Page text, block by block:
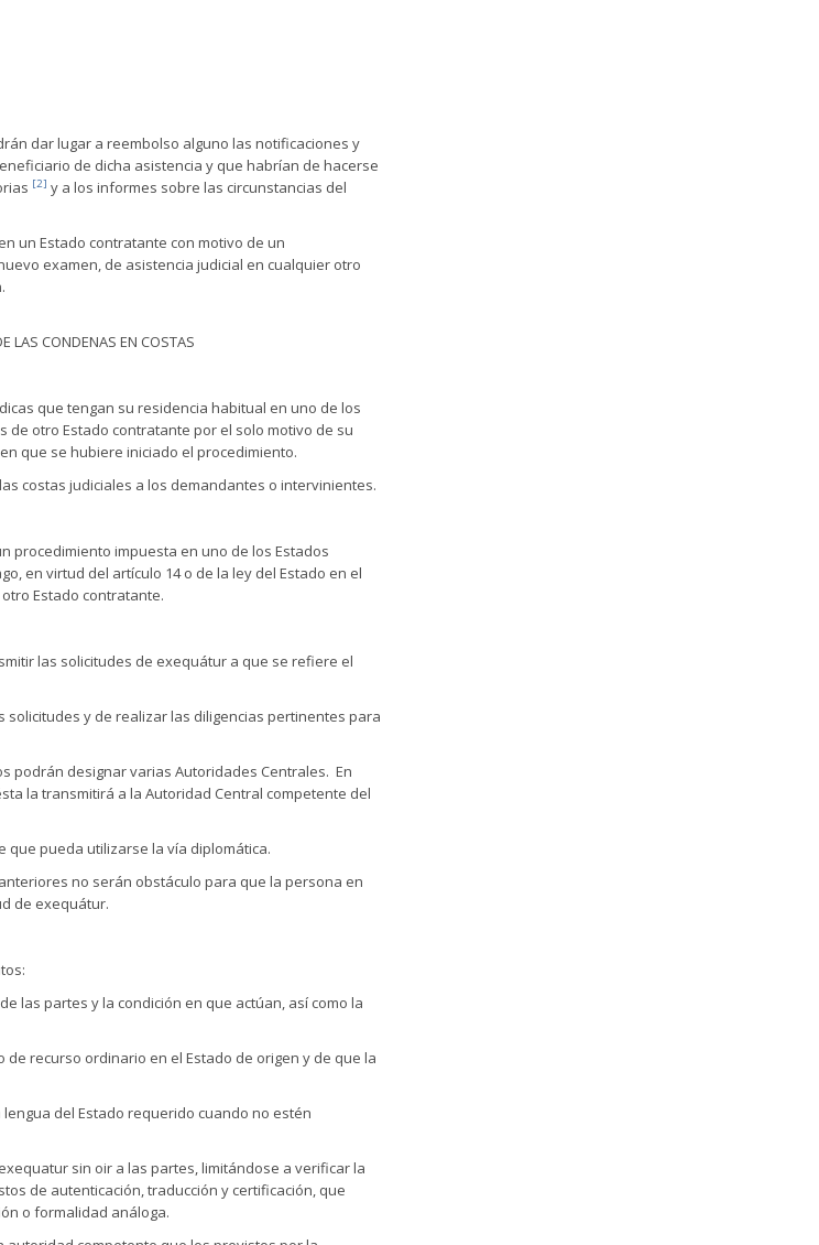
dar lugar a reembolso alguno las notificaciones y
de dicha asistencia y que habrían de hacerse
[2] y a los informes sobre las circunstancias del
un Estado contratante con motivo de un
examen, de asistencia judicial en cualquier otro
LAS CONDENAS EN COSTAS
que tengan su residencia habitual en uno de los
otro Estado contratante por el solo motivo de su
que se hubiere iniciado el procedimiento.
costas judiciales a los demandantes o intervinientes.
procedimiento impuesta en uno de los Estados
en virtud del artículo 14 o de la ley del Estado en el
Estado contratante.
las solicitudes de exequátur a que se refiere el
y de realizar las diligencias pertinentes para
podrán designar varias Autoridades Centrales. En
la transmitirá a la Autoridad Central competente del
que pueda utilizarse la vía diplomática.
no serán obstáculo para que la persona en
de exequátur.
las partes y la condición en que actúan, así como la
recurso ordinario en el Estado de origen y de que la
del Estado requerido cuando no estén
sin oir a las partes, limitándose a verificar la
de autenticación, traducción y certificación, que
o formalidad análoga.